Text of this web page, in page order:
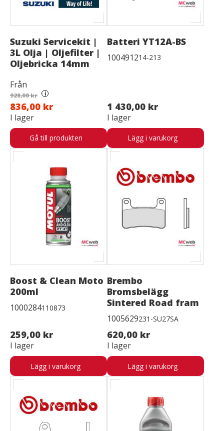
Suzuki Servicekit |
3L Olja | Oljefilter |
Oljebricka 14mm
Från
928,00 kr i
836,00 kr
I lager
Gå till produkten
Batteri YT12A-BS
100491214-213
1 430,00 kr
I lager
Lägg i varukorg
Boost & Clean Moto
200ml
1000284110873
259,00 kr
I lager
Lägg i varukorg
Brembo
Bromsbelägg
Sintered Road fram
1005629231-SU27SA
620,00 kr
I lager
Lägg i varukorg